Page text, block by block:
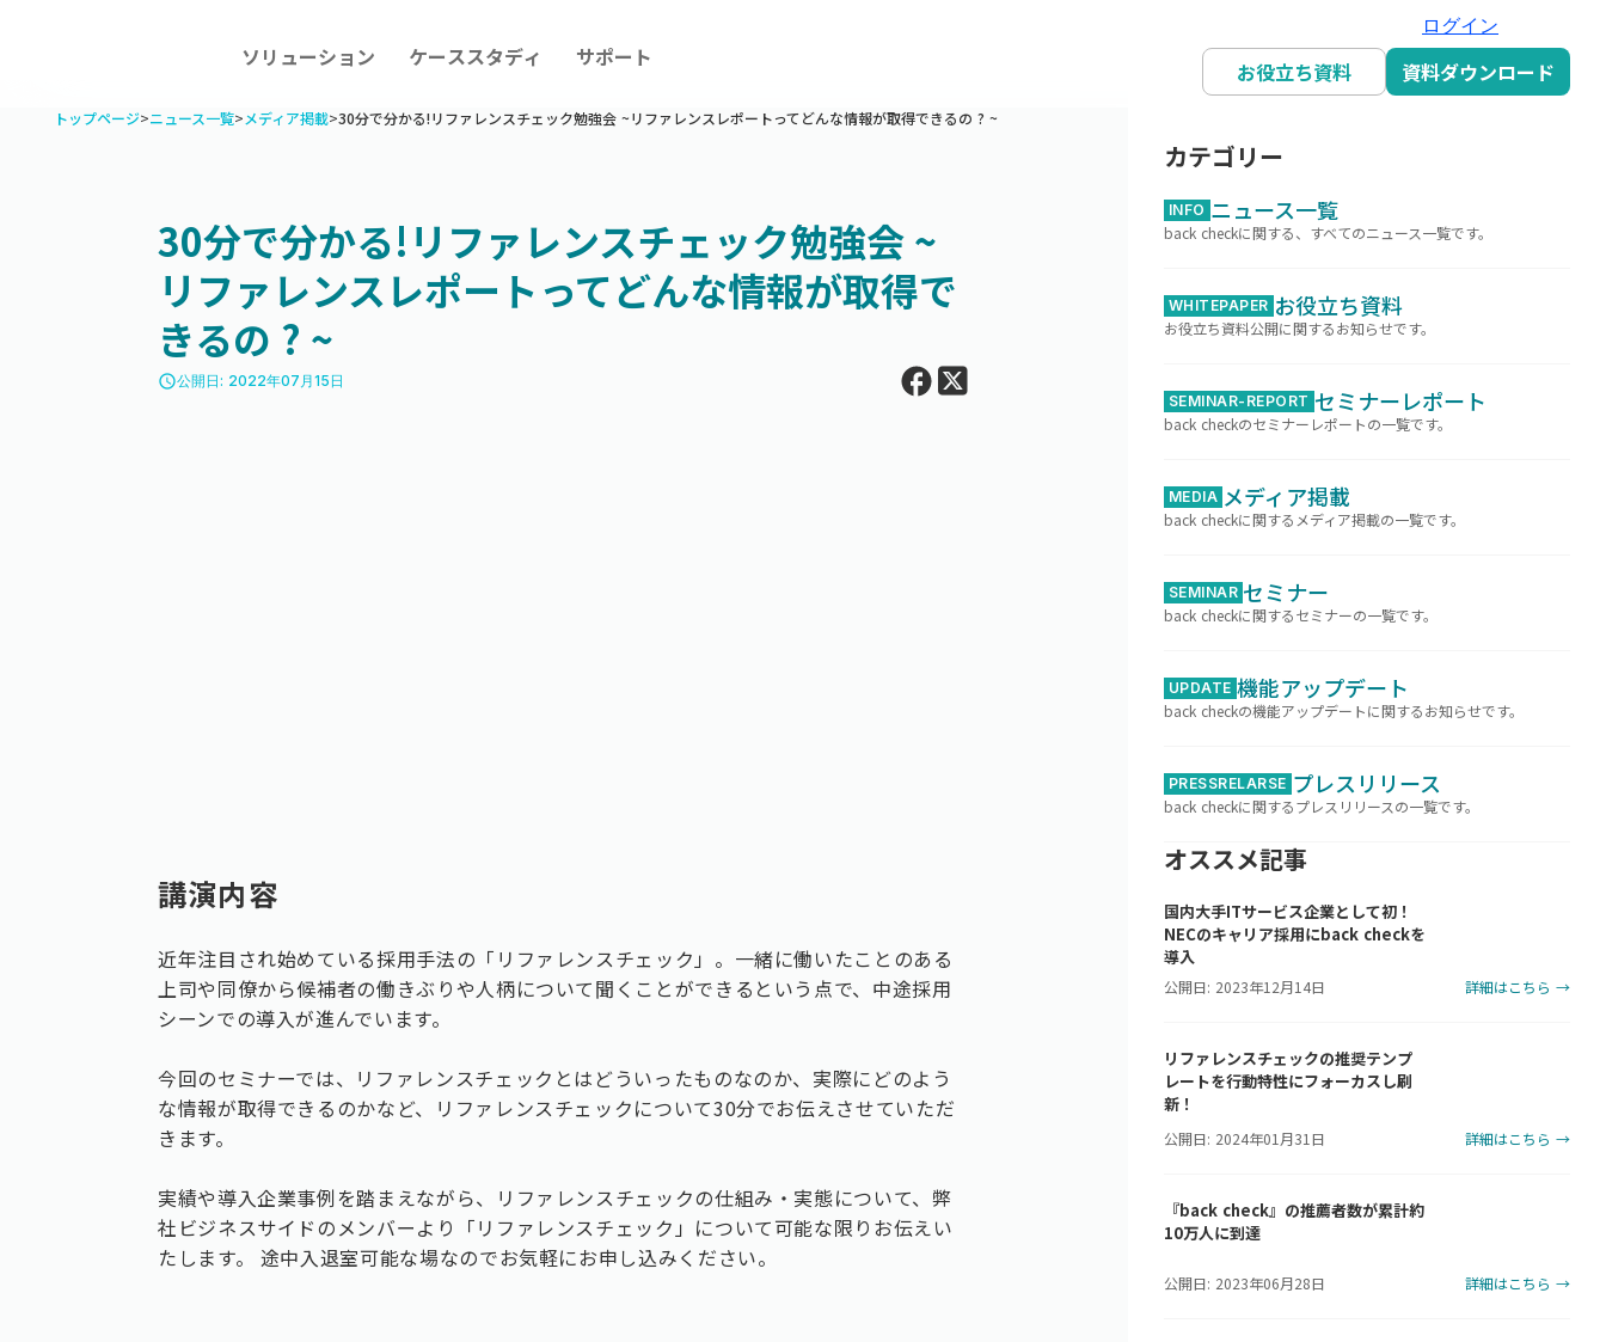
ソリューション ケーススタディ サポート
ログイン
お役立ち資料 資料ダウンロード
トップページ>ニュース一覧>メディア掲載>30分で分かる!リファレンスチェック勉強会 ~リファレンスレポートってどんな情報が取得できるの ? ~
30分で分かる!リファレンスチェック勉強会 ~
リファレンスレポートってどんな情報が取得で
きるの ? ~
access_time公開日: 2022年07月15日
講演内容
近年注目され始めている採用手法の「リファレンスチェック」。一緒に働いたことのある
上司や同僚から候補者の働きぶりや人柄について聞くことができるという点で、中途採用
シーンでの導入が進んでいます。
今回のセミナーでは、リファレンスチェックとはどういったものなのか、実際にどのよう
な情報が取得できるのかなど、リファレンスチェックについて30分でお伝えさせていただ
きます。
実績や導入企業事例を踏まえながら、リファレンスチェックの仕組み・実態について、弊
社ビジネスサイドのメンバーより「リファレンスチェック」について可能な限りお伝えい
たします。 途中入退室可能な場なのでお気軽にお申し込みください。
カテゴリー
INFO ニュース一覧
back checkに関する、すべてのニュース一覧です。
WHITEPAPER お役立ち資料
お役立ち資料公開に関するお知らせです。
SEMINAR-REPORT セミナーレポート
back checkのセミナーレポートの一覧です。
MEDIA メディア掲載
back checkに関するメディア掲載の一覧です。
SEMINAR セミナー
back checkに関するセミナーの一覧です。
UPDATE 機能アップデート
back checkの機能アップデートに関するお知らせです。
PRESSRELARSE プレスリリース
back checkに関するプレスリリースの一覧です。
オススメ記事
国内大手ITサービス企業として初！
NECのキャリア採用にback checkを
導入
公開日: 2023年12月14日 詳細はこちら →
リファレンスチェックの推奨テンプ
レートを行動特性にフォーカスし刷
新！
公開日: 2024年01月31日 詳細はこちら →
『back check』の推薦者数が累計約
10万人に到達
公開日: 2023年06月28日 詳細はこちら →